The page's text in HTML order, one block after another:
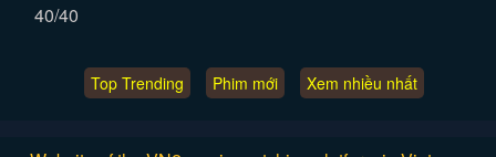
40/40
Top Trending Phim mới Xem nhiều nhất